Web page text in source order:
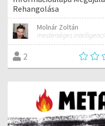
Rehangolása
Molnár Zoltán
mesterséges
2